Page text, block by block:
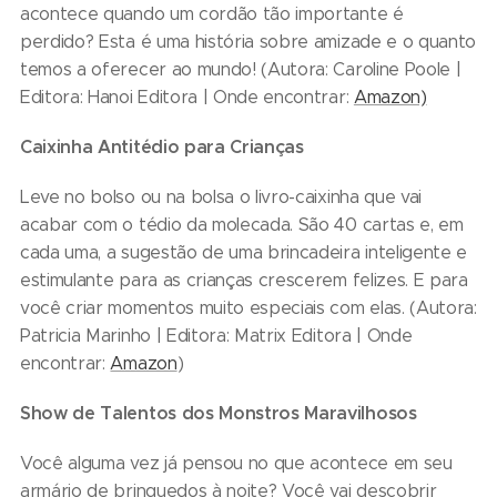
acontece quando um cordão tão importante é
perdido? Esta é uma história sobre amizade e o quanto
temos a oferecer ao mundo! (Autora: Caroline Poole |
Editora: Hanoi Editora | Onde encontrar: Amazon)
Caixinha Antitédio para Crianças
Leve no bolso ou na bolsa o livro-caixinha que vai
acabar com o tédio da molecada. São 40 cartas e, em
cada uma, a sugestão de uma brincadeira inteligente e
estimulante para as crianças crescerem felizes. E para
você criar momentos muito especiais com elas. (Autora:
Patricia Marinho | Editora: Matrix Editora | Onde
encontrar: Amazon)
Show de Talentos dos Monstros Maravilhosos
Você alguma vez já pensou no que acontece em seu
armário de brinquedos à noite? Você vai descobrir